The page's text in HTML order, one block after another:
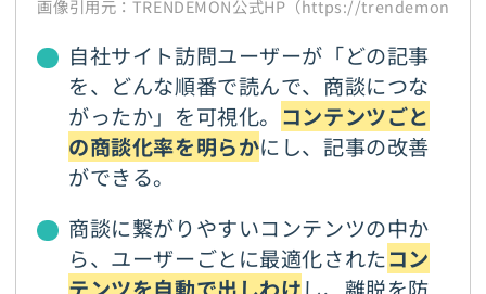
画像引用元：TRENDEMON公式HP（https://trendemon.jp/
自社サイト訪問ユーザーが「どの記事
を、どんな順番で読んで、商談につな
がったか」を可視化。 コンテンツごと
の商談化率を明らかにし、記事の改善
ができる。
商談に繋がりやすいコンテンツの中か
ら、ユーザーごとに最適化されたコン